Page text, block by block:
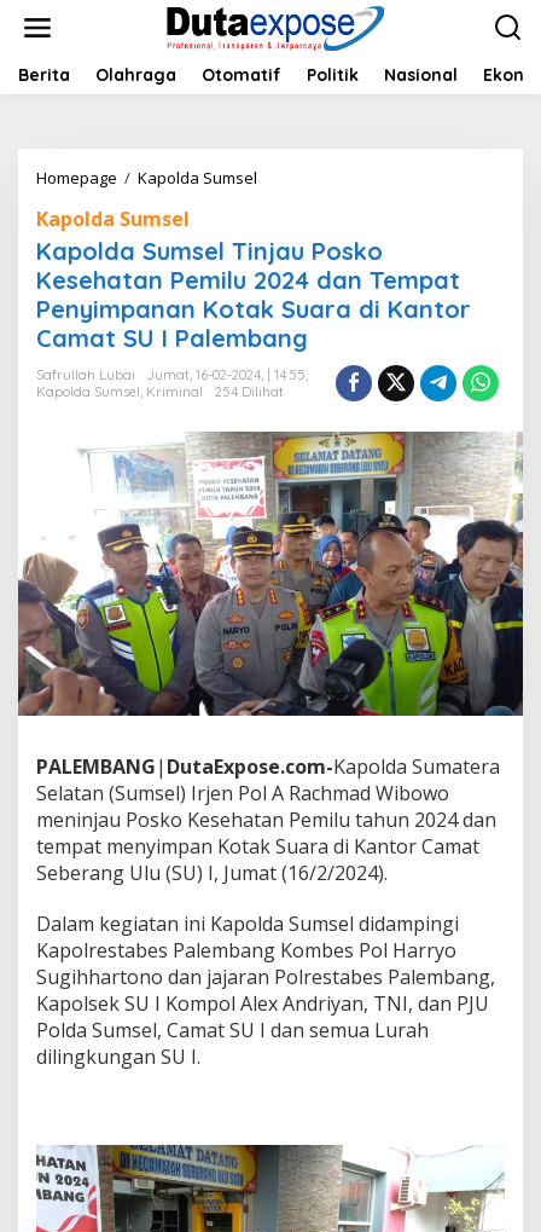
t
Berita Olahraga Otomatif Politik Nasional
Homepage / Kapolda Sumsel
o
l
d
a
S
u
m
s
l
T
i
n
j
a
u
P
o
s
K
e
e
h
t
a
n
e
i
l
u
2
n
Kapolda Sumsel
Kapolda Sumsel Tinjau Posko
Kesehatan Pemilu 2024 dan Tempat
Penyimpanan Kotak Suara di Kantor
Camat SU I Palembang
Safrullah Lubai
Jumat, 16-02-2024, | 14:55,
Kapolda Sumsel, Kriminal 254 Dilihat
PALEMBANG| DutaExpose.com-Kapolda Sumatera
Selatan (Sumsel) Irjen Pol A Rachmad Wibowo
meninjau Posko Kesehatan Pemilu tahun 2024 dan
tempat menyimpan Kotak Suara di Kantor Camat
Seberang Ulu (SU) I, Jumat (16/2/2024).
Dalam kegiatan ini Kapolda Sumsel didampingi
Kapolrestabes Palembang Kombes Pol Harryo
Sugihhartono dan jajaran Polrestabes Palembang,
Kapolsek SU I Kompol Alex Andriyan, TNI, dan PJU
Polda Sumsel, Camat SU I dan semua Lurah
dilingkungan SU I.